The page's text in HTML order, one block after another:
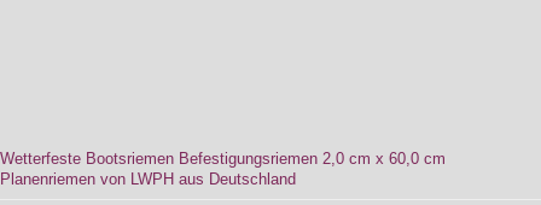
Wetterfeste Bootsriemen Befestigungsriemen 2,0 cm x 60,0 cm
Planenriemen von LWPH aus Deutschland